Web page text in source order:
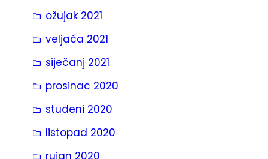
ožujak 2021
veljača 2021
siječanj 2021
prosinac 2020
studeni 2020
listopad 2020
rujan 2020